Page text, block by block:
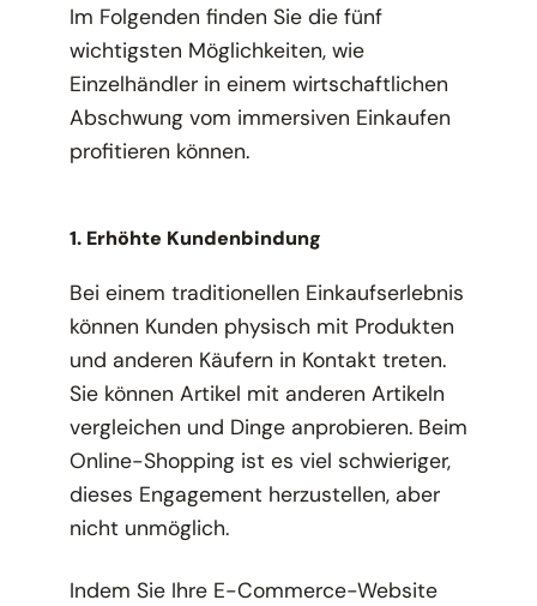
Im Folgenden finden Sie die fünf
wichtigsten Möglichkeiten, wie
Einzelhändler in einem wirtschaftlichen
Abschwung vom immersiven Einkaufen
profitieren können.
1. Erhöhte Kundenbindung
Bei einem traditionellen Einkaufserlebnis
können Kunden physisch mit Produkten
und anderen Käufern in Kontakt treten.
Sie können Artikel mit anderen Artikeln
vergleichen und Dinge anprobieren. Beim
Online-Shopping ist es viel schwieriger,
dieses Engagement herzustellen, aber
nicht unmöglich.
Indem Sie Ihre E-Commerce-Website